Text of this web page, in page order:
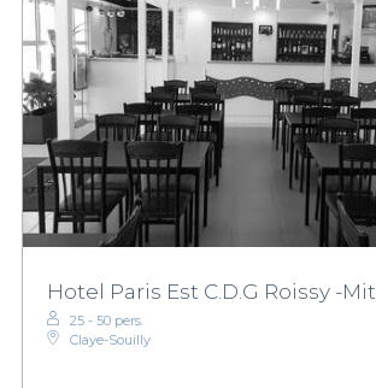
Hotel Paris Est C.D.G Roissy -
25 - 50 pers.
Claye-Souilly